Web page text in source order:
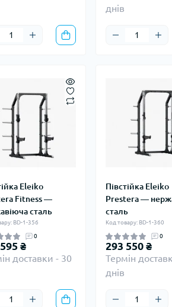
днів
Eleiko
Fitness —
сталь
BD-1-356
0
₴
доставки - 30
Півстійка Eleiko
Prestera —
сталь
Код товару: BD-1-360
0
293 550 ₴
Термін
днів